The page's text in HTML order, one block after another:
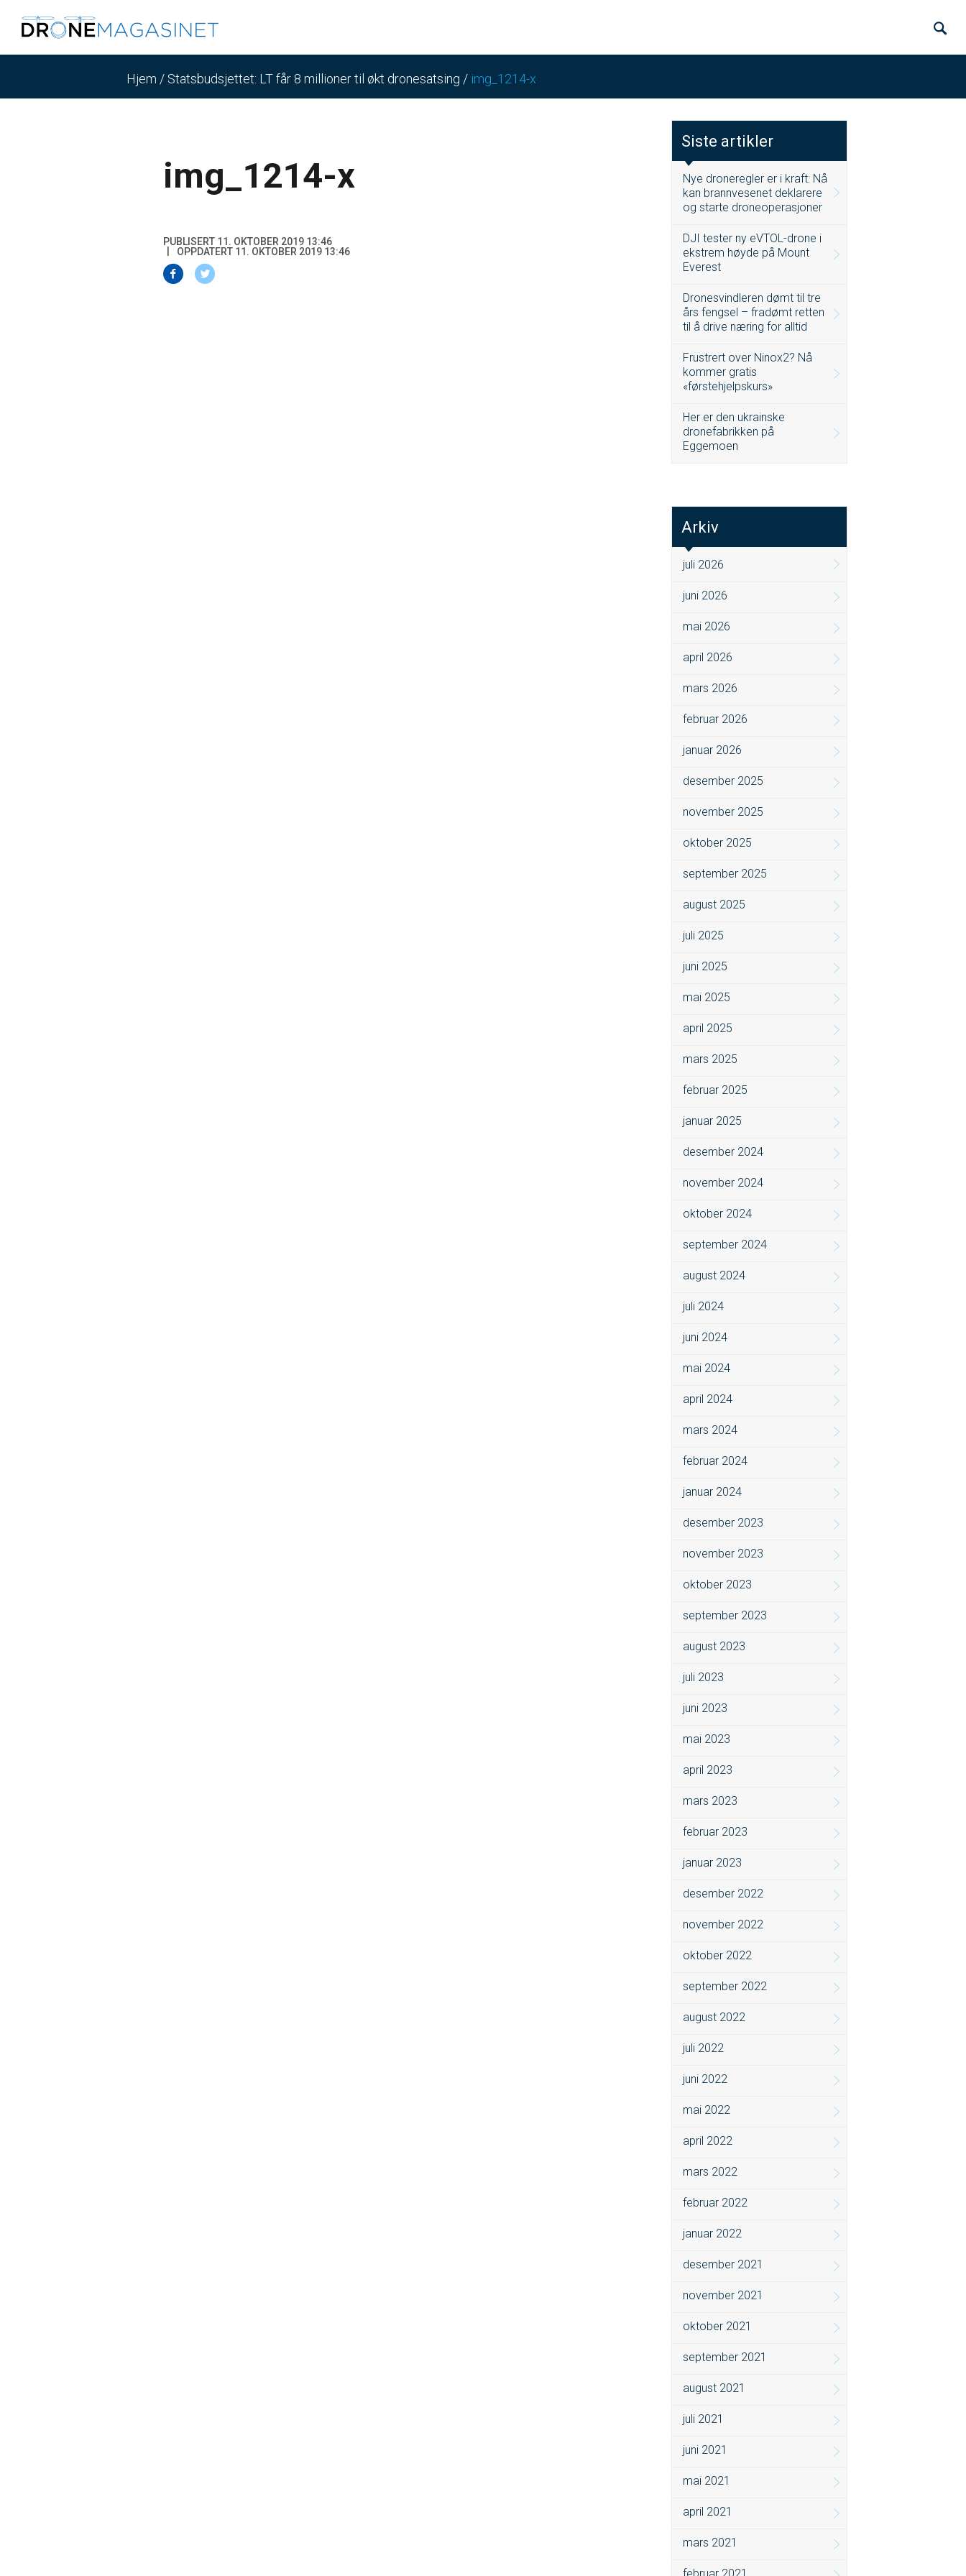
Hjem / Statsbudsjettet: LT får 8 millioner til økt dronesatsing / img_1214-x
img_1214-x
PUBLISERT 11. OKTOBER 2019 13:46
OPPDATERT 11. OKTOBER 2019 13:46
Siste artikler
Nye droneregler er i kraft: Nå
kan brannvesenet deklarere
og starte droneoperasjoner
DJI tester ny eVTOL-drone i
ekstrem høyde på Mount
Everest
Dronesvindleren dømt til tre
års fengsel – fradømt retten
til å drive næring for alltid
Frustrert over Ninox2? Nå
kommer gratis
«førstehjelpskurs»
Her er den ukrainske
dronefabrikken på
Eggemoen
Arkiv
juli 2026
juni 2026
mai 2026
april 2026
mars 2026
februar 2026
januar 2026
desember 2025
november 2025
oktober 2025
september 2025
august 2025
juli 2025
juni 2025
mai 2025
april 2025
mars 2025
februar 2025
januar 2025
desember 2024
november 2024
oktober 2024
september 2024
august 2024
juli 2024
juni 2024
mai 2024
april 2024
mars 2024
februar 2024
januar 2024
desember 2023
november 2023
oktober 2023
september 2023
august 2023
juli 2023
juni 2023
mai 2023
april 2023
mars 2023
februar 2023
januar 2023
desember 2022
november 2022
oktober 2022
september 2022
august 2022
juli 2022
juni 2022
mai 2022
april 2022
mars 2022
februar 2022
januar 2022
desember 2021
november 2021
oktober 2021
september 2021
august 2021
juli 2021
juni 2021
mai 2021
april 2021
mars 2021